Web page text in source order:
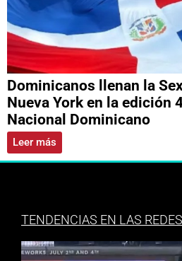
Dominicanos llenan la
Nueva York en la edición
Nacional Dominicano
Leer más
TENDENCIAS EN LAS REDES